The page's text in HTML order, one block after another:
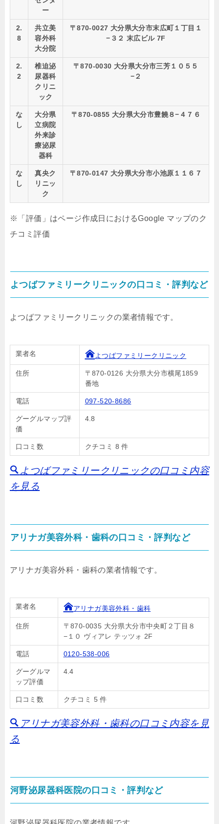
ー
2.
8
共立美
容外科
大分院
〒870-0027 大分県大分市末広町１丁目１
−３２ 末広ビル 7F
2.
2
椎迫泌
尿器科
クリニ
ック
〒870-0030 大分県大分市三芳１０５５
−２
な
し
大分県
立病院
外来診
療泌尿
器科
〒870-0855 大分県大分市豊饒８−４７６
な
し
真央ク
リニッ
ク
〒870-0147 大分県大分市小池原１１６７
※「評価」はページ作成日におけるGoogle マップのク
チコミ評価
よつばファミリークリニックの口コミ・評判など
よつばファミリークリニックの業者情報です。
業者名 よつばファミリークリニック
住所
〒870-0126 大分県大分市横尾1859
番地
電話 097-520-8686
グーグルマップ評
価
4.8
口コミ数 クチコミ 8 件
よつばファミリークリニックの口コミ内容
を見る
アリナガ美容外科・歯科の口コミ・評判など
アリナガ美容外科・歯科の業者情報です。
業者名 アリナガ美容外科・歯科
住所
〒870-0035 大分県大分市中央町２丁目８
−１０ ヴィアレ テッツォ 2F
電話 0120-538-006
グーグルマ
ップ評価
4.4
口コミ数 クチコミ 5 件
アリナガ美容外科・歯科の口コミ内容を見
る
河野泌尿器科医院の口コミ・評判など